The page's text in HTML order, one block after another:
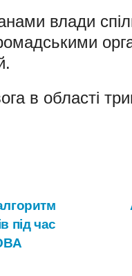
влади
в області
під час